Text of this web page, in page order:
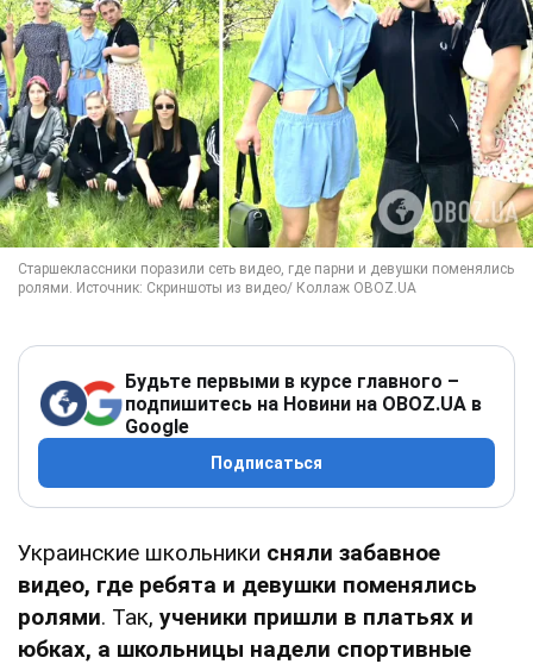
Будьте первыми в курсе главного –
подпишитесь на Новини на OBOZ.UA в
Google
Подписаться
Украинские школьники сняли забавное
видео, где ребята и девушки поменялись
ролями. Так, ученики пришли в платьях и
юбках, а школьницы надели спортивные